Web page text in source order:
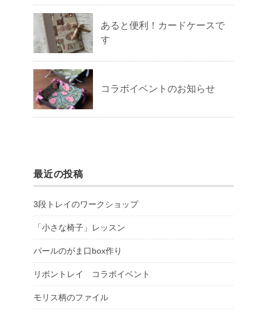
あると便利！カードケースで
す
コラボイベントのお知らせ
最近の投稿
3段トレイのワークショップ
「小さな椅子」レッスン
パールのがま口box作り
リボントレイ コラボイベント
モリス柄のファイル